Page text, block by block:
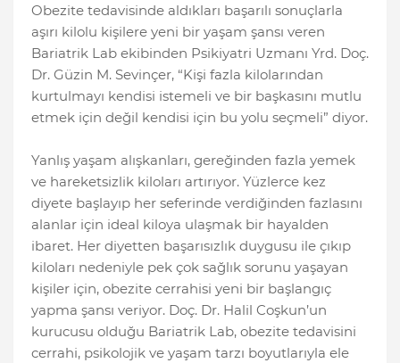
Obezite tedavisinde aldıkları başarılı sonuçlarla
aşırı kilolu kişilere yeni bir yaşam şansı veren
Bariatrik Lab ekibinden Psikiyatri Uzmanı Yrd. Doç.
Dr. Güzin M. Sevinçer, “Kişi fazla kilolarından
kurtulmayı kendisi istemeli ve bir başkasını mutlu
etmek için değil kendisi için bu yolu seçmeli” diyor.
Yanlış yaşam alışkanları, gereğinden fazla yemek
ve hareketsizlik kiloları artırıyor. Yüzlerce kez
diyete başlayıp her seferinde verdiğinden fazlasını
alanlar için ideal kiloya ulaşmak bir hayalden
ibaret. Her diyetten başarısızlık duygusu ile çıkıp
kiloları nedeniyle pek çok sağlık sorunu yaşayan
kişiler için, obezite cerrahisi yeni bir başlangıç
yapma şansı veriyor. Doç. Dr. Halil Coşkun’un
kurucusu olduğu Bariatrik Lab, obezite tedavisini
cerrahi, psikolojik ve yaşam tarzı boyutlarıyla ele